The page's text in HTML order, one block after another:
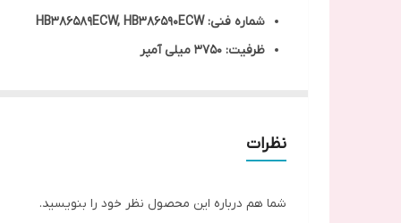
شماره فنی: HB386589ECW, HB386590ECW
ظرفیت: 3750 میلی آمپر
nova 3, nova 4, nova 5T, P10 Plusنظرات
شما هم درباره این محصول نظر خود را بنویسید.